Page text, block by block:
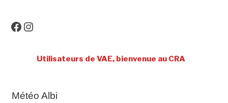
Facebook
Instagram
Utilisateurs de VAE, bienvenue au CRA